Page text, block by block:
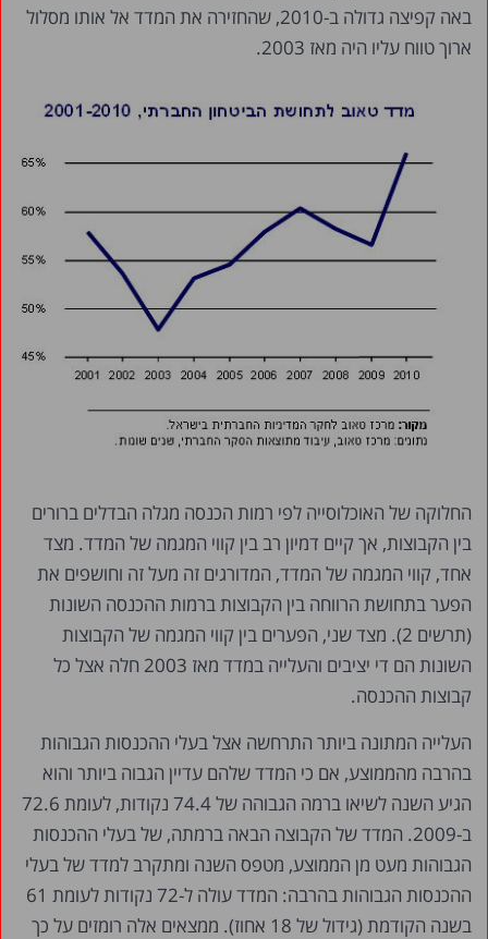
באה קפיצה גדולה ב-2010, שהחזירה את המדד אל אותו מסלול
ארוך טווח עליו היה מאז 2003.
החלוקה של האוכלוסייה לפי רמות הכנסה מגלה הבדלים ברורים
בין הקבוצות, אך קיים דמיון רב בין קווי המגמה של המדד. מצד
אחד, קווי המגמה של המדד, המדורגים זה מעל זה וחושפים את
הפער בתחושת הרווחה בין הקבוצות ברמות ההכנסה השונות
(תרשים 2). מצד שני, הפערים בין קווי המגמה של הקבוצות
השונות הם די יציבים והעלייה במדד מאז 2003 חלה אצל כל
קבוצות ההכנסה.
העלייה המתונה ביותר התרחשה אצל בעלי ההכנסות הגבוהות
בהרבה מהממוצע, אם כי המדד שלהם עדיין הגבוה ביותר והוא
הגיע השנה לשיאו ברמה הגבוהה של 74.4 נקודות, לעומת 72.6
ב-2009. המדד של הקבוצה הבאה ברמתה, של בעלי ההכנסות
הגבוהות מעט מן הממוצע, מטפס השנה ומתקרב למדד של בעלי
ההכנסות הגבוהות בהרבה: המדד עולה ל-72 נקודות לעומת 61
בשנה הקודמת (גידול של 18 אחוז). ממצאים אלה רומזים על כך